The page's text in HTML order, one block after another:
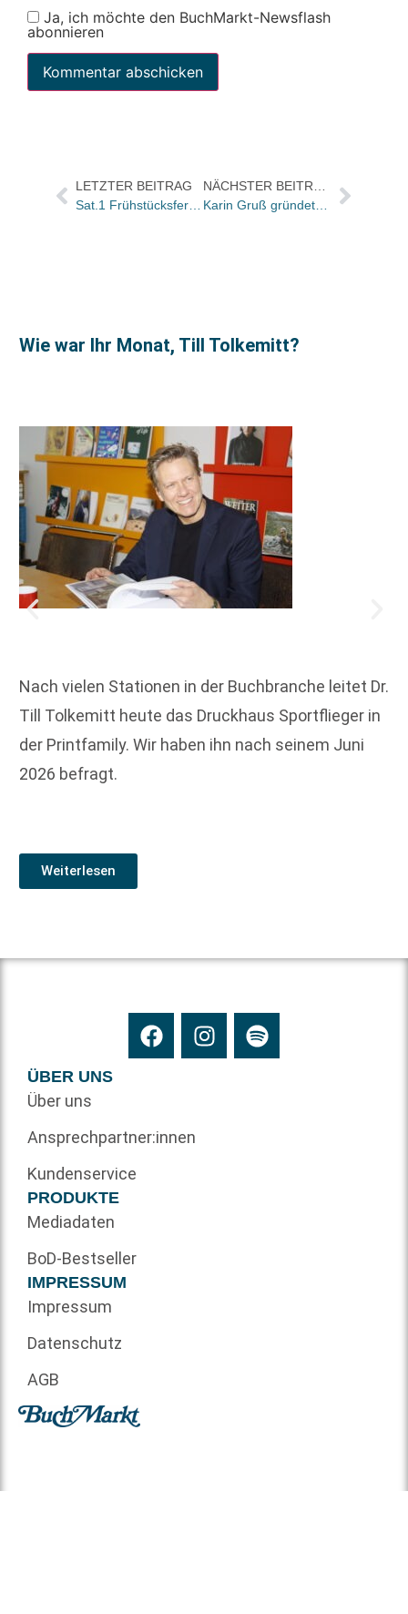
Ja, ich möchte den BuchMarkt-Newsflash
abonnieren
LETZTER BEITRAG
Sat.1 Frühstücksfernsehen: Buchtitel der Sendung von morgen
Wie war Ihr Monat, Till Tolkemitt?
Nach vielen Stationen in der Buchbranche leitet Dr.
Till Tolkemitt heute das Druckhaus Sportflieger in
der Printfamily. Wir haben ihn nach seinem Juni
2026 befragt.
Weiterlesen
ÜBER UNS
Über uns
Ansprechpartner:innen
Kundenservice
PRODUKTE
Mediadaten
BoD-Bestseller
IMPRESSUM
Impressum
Datenschutz
AGB